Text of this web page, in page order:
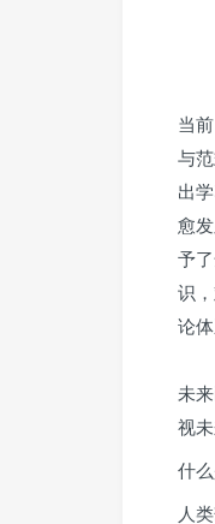
当
与
出
愈
予
识
论体
未
视
什
人